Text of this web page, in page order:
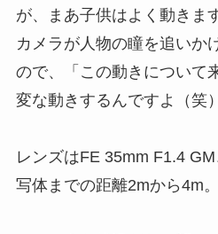
が、まあ子供はよく動きま
カメラが人物の瞳を追いか
ので、「この動きについて
変な動きするんですよ（笑）
レンズはFE 35mm F1.4
写体までの距離2mから4m。